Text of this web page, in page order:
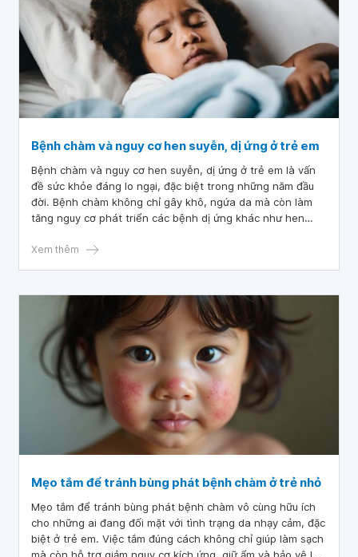
Bệnh chàm và nguy cơ hen suyễn, dị ứng ở trẻ em
Bệnh chàm và nguy cơ hen suyễn, dị ứng ở trẻ em là vấn
đề sức khỏe đáng lo ngại, đặc biệt trong những năm đầu
đời. Bệnh chàm không chỉ gây khô, ngứa da mà còn làm
tăng nguy cơ phát triển các bệnh dị ứng khác như hen
liên hệ này giúp cha mẹ có biện pháp phòng ngừa và
Xem thêm
Mẹo tắm để tránh bùng phát bệnh chàm ở trẻ nhỏ
Mẹo tắm để tránh bùng phát bệnh chàm vô cùng hữu ích
cho những ai đang đối mặt với tình trạng da nhạy cảm, đặc
biệt ở trẻ em. Việc tắm đúng cách không chỉ giúp làm sạch